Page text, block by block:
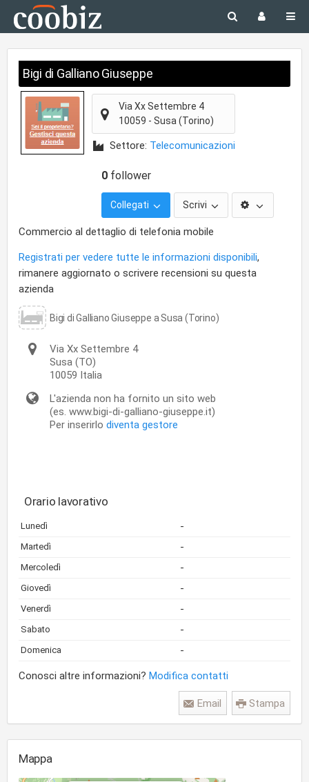
Bigi di Galliano Giuseppe
Via Xx Settembre 4
10059 - Susa (Torino)
Settore: Telecomunicazioni
0 follower
Collegati Scrivi
Commercio al dettaglio di telefonia mobile
Registrati per vedere tutte le informazioni disponibili,
rimanere aggiornato o scrivere recensioni su questa
azienda
Bigi di Galliano Giuseppe a Susa (Torino)
Via Xx Settembre 4
Susa (TO)
10059 Italia
L'azienda non ha fornito un sito web
(es. www.bigi-di-galliano-giuseppe.it)
Per inserirlo diventa gestore
Orario lavorativo
Lunedì -
Martedì -
Mercoledì -
Giovedì -
Venerdì -
Sabato -
Domenica -
Conosci altre informazioni? Modifica contatti
Stampa
Email
Mappa